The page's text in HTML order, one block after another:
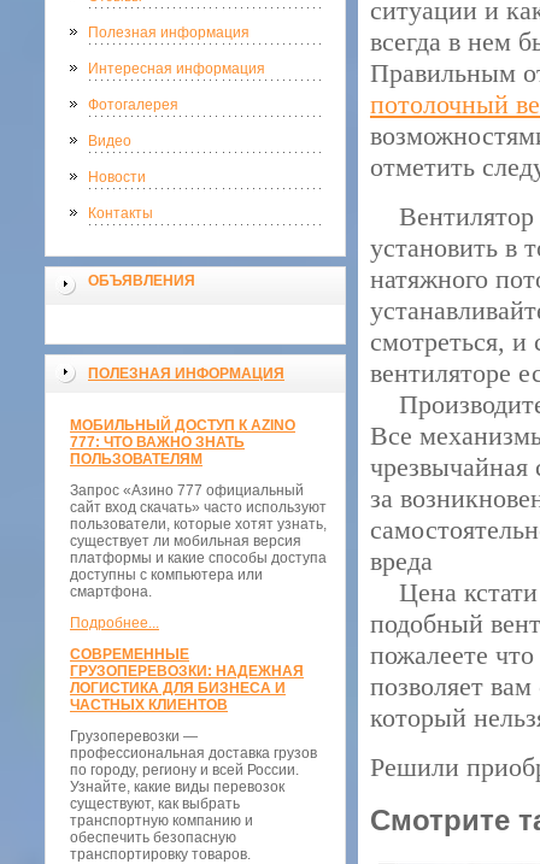
Полезная информация
Интересная информация
Фотогалерея
Видео
Новости
Контакты
ОБЪЯВЛЕНИЯ
ПОЛЕЗНАЯ ИНФОРМАЦИЯ
МОБИЛЬНЫЙ ДОСТУП К AZINO
777: ЧТО ВАЖНО ЗНАТЬ
ПОЛЬЗОВАТЕЛЯМ
Запрос «Азино 777 официальный
сайт вход скачать» часто используют
пользователи, которые хотят узнать,
существует ли мобильная версия
платформы и какие способы доступа
доступны с компьютера или
смартфона.
Подробнее...
СОВРЕМЕННЫЕ
ГРУЗОПЕРЕВОЗКИ: НАДЕЖНАЯ
ЛОГИСТИКА ДЛЯ БИЗНЕСА И
ЧАСТНЫХ КЛИЕНТОВ
Грузоперевозки —
профессиональная доставка грузов
по городу, региону и всей России.
Узнайте, какие виды перевозок
существуют, как выбрать
транспортную компанию и
обеспечить безопасную
транспортировку товаров.
ситуации и
всегда в нем
Правильным
потолочный
отметить
Вентилятор
установить в
натяжного
смотреться, и
вентиляторе
Все
чрезвычайная
за
вреда
Цена кстати
подобный
пожалеете
позволяет
который
Решили
Смотрите